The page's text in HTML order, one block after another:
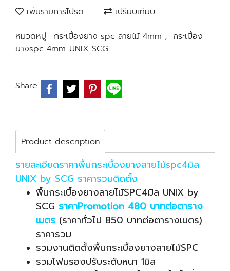
เพิ่มรายการโปรด
เปรียบเทียบ
หมวดหมู่ : กระเบื้องยาง spc ลายไม้ 4mm , กระเบื้อง
ยางspc 4mm-UNIX SCG
Share
Product description
รายละเอียดราคาพื้นกระเบื้องยางลายไม้spc4มิล
UNIX by SCG ราคารวมติดตั้ง
พื้นกระเบื้องยางลายไม้SPC4มิล UNIX by
SCG ราคาPromotion 480 บาทต่อตาราง
เมตร (ราคาทั่วไป 850 บาทต่อตารางเมตร)
ราคารวม
รวมงานติดตั้งพื้นกระเบื้องยางลายไม้SPC
รวมโฟมรองปรับระดับหนา 1มิล